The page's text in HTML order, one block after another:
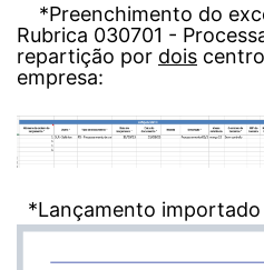
*Preenchimento do
Rubrica 030701 -
repartição por dois
empresa:
*Lançamento importado